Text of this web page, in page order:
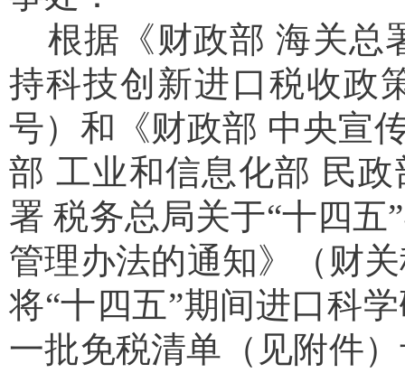
根据《财政部 海关总
持科技创新进口税收政
号）和《财政部 中央宣
部 工业和信息化部 民
署 税务总局关于“十四五”
管理办法的通知》（财
将“十四五”期间进口科
一批免税清单（见附件